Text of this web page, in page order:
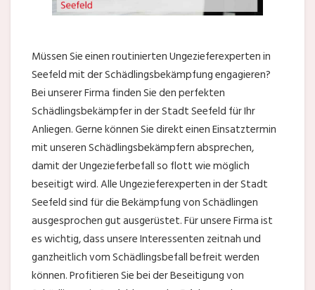
Müssen Sie einen routinierten Ungezieferexperten in
Seefeld mit der Schädlingsbekämpfung engagieren?
Bei unserer Firma finden Sie den perfekten
Schädlingsbekämpfer in der Stadt Seefeld für Ihr
Anliegen. Gerne können Sie direkt einen Einsatztermin
mit unseren Schädlingsbekämpfern absprechen,
damit der Ungezieferbefall so flott wie möglich
beseitigt wird. Alle Ungezieferexperten in der Stadt
Seefeld sind für die Bekämpfung von Schädlingen
ausgesprochen gut ausgerüstet. Für unsere Firma ist
es wichtig, dass unsere Interessenten zeitnah und
ganzheitlich vom Schädlingsbefall befreit werden
können. Profitieren Sie bei der Beseitigung von